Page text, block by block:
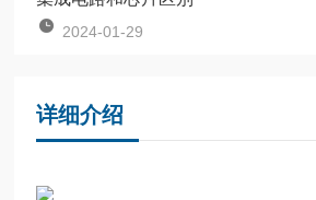
2024-01-29
详细介绍